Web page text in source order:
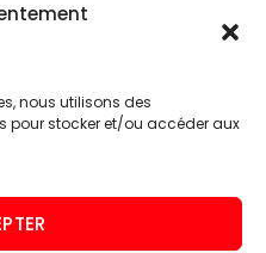
nous utilisons des
pour stocker et/ou accéder aux
américaine